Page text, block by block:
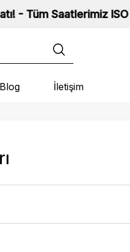
Saatlerimiz ISO
Blog İletişim